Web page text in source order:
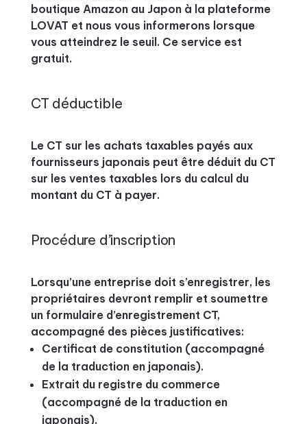
boutique Amazon au Japon à la plateforme
LOVAT et nous vous informerons lorsque
vous atteindrez le seuil. Ce service est
gratuit.
CT déductible
Le CT sur les achats taxables payés aux
fournisseurs japonais peut être déduit du CT
sur les ventes taxables lors du calcul du
montant du CT à payer.
Procédure d’inscription
Lorsqu’une entreprise doit s’enregistrer, les
propriétaires devront remplir et soumettre
un formulaire d’enregistrement CT,
accompagné des pièces justificatives:
Certificat de constitution (accompagné
de la traduction en japonais).
Extrait du registre du commerce
(accompagné de la traduction en
japonais).